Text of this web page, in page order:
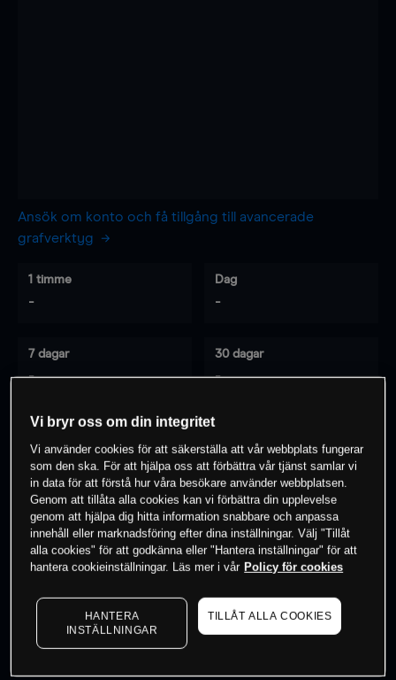
Ansök om konto och få tillgång till avancerade
grafverktyg
1 timme
-
Dag
-
7 dagar
-
30 dagar
-
0% av kunderna har enposition i detta
instrument
Börja handla
Priserna är endast vägledande.
Vi bryr oss om din integritet
Vi använder cookies för att säkerställa att vår webbplats fungerar
som den ska. För att hjälpa oss att förbättra vår tjänst samlar vi
in data för att förstå hur våra besökare använder webbplatsen.
Genom att tillåta alla cookies kan vi förbättra din upplevelse
genom att hjälpa dig hitta information snabbare och anpassa
innehåll eller marknadsföring efter dina inställningar. Välj "Tillåt
alla cookies" för att godkänna eller "Hantera inställningar" för att
hantera cookieinställningar. Läs mer i vår Policy för cookies
HANTERA
INSTÄLLNINGAR
TILLÅT ALLA COOKIES